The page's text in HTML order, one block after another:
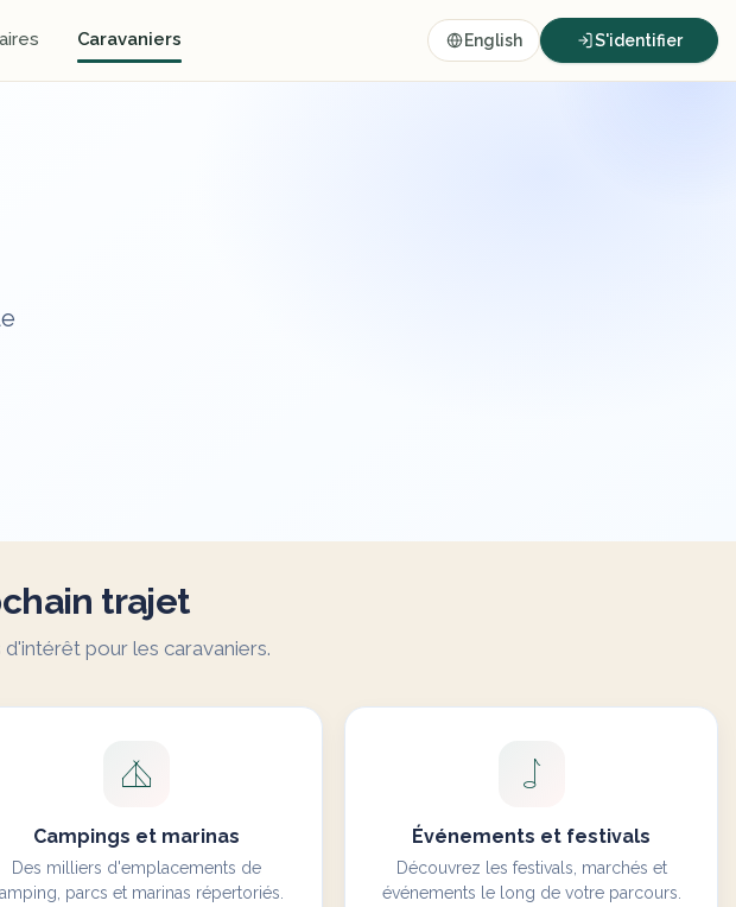
Caravaniers English S'identifier
trajet
pour les caravaniers.
Campings et marinas
Des milliers d'emplacements de
parcs et marinas répertoriés.
Événements et festivals
Découvrez les festivals, marchés et
événements le long de votre parcours.